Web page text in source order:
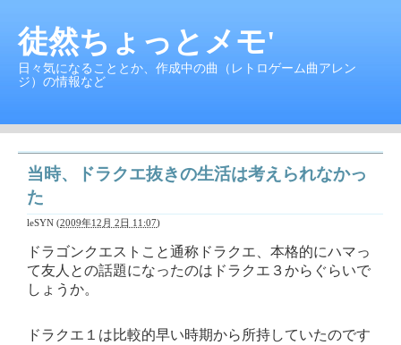
徒然ちょっとメモ'
日々気になることとか、作成中の曲（レトロゲーム曲アレン
ジ）の情報など
当時、ドラクエ抜きの生活は考えられなかっ
た
leSYN (2009年12月 2日 11:07)
ドラゴンクエストこと通称ドラクエ、本格的にハマっ
て友人との話題になったのはドラクエ３からぐらいで
しょうか。
ドラクエ１は比較的早い時期から所持していたのです